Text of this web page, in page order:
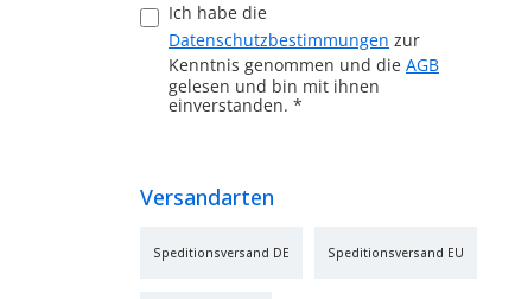
Ich habe die
Datenschutzbestimmungen zur
Kenntnis genommen und die AGB
gelesen und bin mit ihnen
einverstanden. *
Versandarten
Speditionsversand DE Speditionsversand EU